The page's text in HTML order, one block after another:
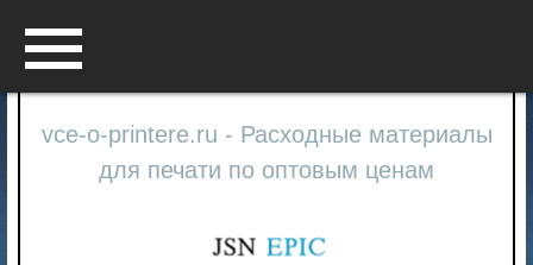
vce-o-printere.ru - Расходные материалы
для печати по оптовым ценам